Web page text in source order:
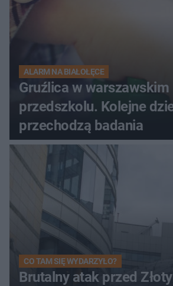
ALARM NA BIAŁOŁĘCE
Gruźlica w warszawskim
przedszkolu. Kolejne
przechodzą badania
CO TAM SIĘ WYDARZYŁO?
Brutalny atak przed